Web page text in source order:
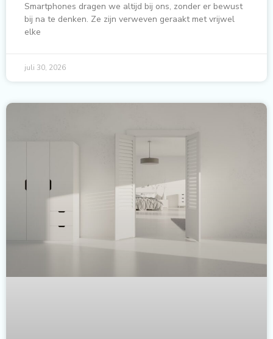
Smartphones dragen we altijd bij ons, zonder er bewust
bij na te denken. Ze zijn verweven geraakt met vrijwel
elke
juli 30, 2026